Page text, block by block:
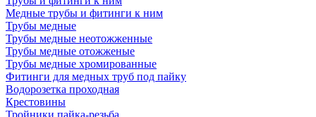
Медные трубы и фитинги к ним
Трубы медные
Трубы медные неотожженные
Трубы медные отожженые
Трубы медные хромированные
Фитинги для медных труб под пайку
Водорозетка проходная
Крестовины
Тройники пайка-резьба